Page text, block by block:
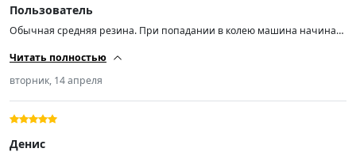
Пользователь
Обычная средняя резина. При попадании в колею машина начинает
норм.
Читать полностью
вторник, 14 апреля
Денис